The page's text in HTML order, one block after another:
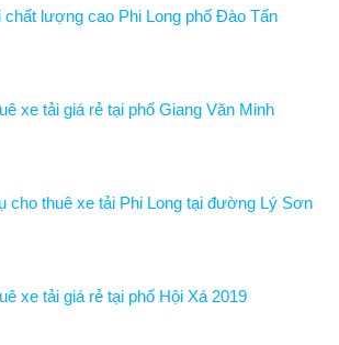
chất lượng cao Phi Long phố Đào Tấn
xe tải giá rẻ tại phố Giang Văn Minh
cho thuê xe tải Phi Long tại đường Lý Sơn
xe tải giá rẻ tại phố Hội Xá 2019